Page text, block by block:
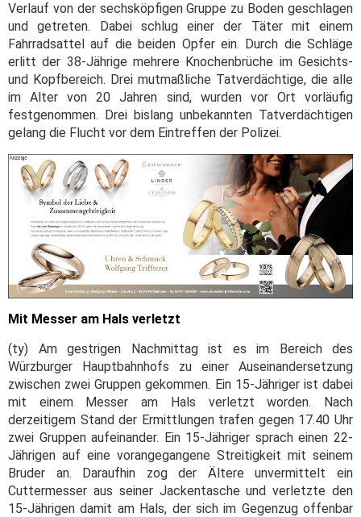
Verlauf von der sechsköpfigen Gruppe zu Boden geschlagen
und getreten. Dabei schlug einer der Täter mit einem
Fahrradsattel auf die beiden Opfer ein. Durch die Schläge
erlitt der 38-Jährige mehrere Knochenbrüche im Gesichts-
und Kopfbereich. Drei mutmaßliche Tatverdächtige, die alle
im Alter von 20 Jahren sind, wurden vor Ort vorläufig
festgenommen. Drei bislang unbekannten Tatverdächtigen
gelang die Flucht vor dem Eintreffen der Polizei.
Mit Messer am Hals verletzt
(ty) Am gestrigen Nachmittag ist es im Bereich des
Würzburger Hauptbahnhofs zu einer Auseinandersetzung
zwischen zwei Gruppen gekommen. Ein 15-Jähriger ist dabei
mit einem Messer am Hals verletzt worden. Nach
derzeitigem Stand der Ermittlungen trafen gegen 17.40 Uhr
zwei Gruppen aufeinander. Ein 15-Jähriger sprach einen 22-
Jährigen auf eine vorangegangene Streitigkeit mit seinem
Bruder an. Daraufhin zog der Ältere unvermittelt ein
Cuttermesser aus seiner Jackentasche und verletzte den
15-Jährigen damit am Hals, der sich im Gegenzug offenbar